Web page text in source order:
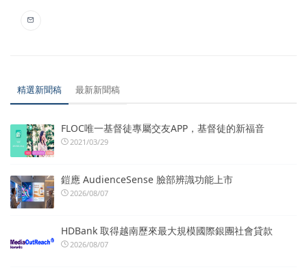
精選新聞稿 最新新聞稿
FLOC唯一基督徒專屬交友APP，基督徒的新福音
2021/03/29
鎧應 AudienceSense 臉部辨識功能上市
2026/08/07
HDBank 取得越南歷來最大規模國際銀團社會貸款
2026/08/07